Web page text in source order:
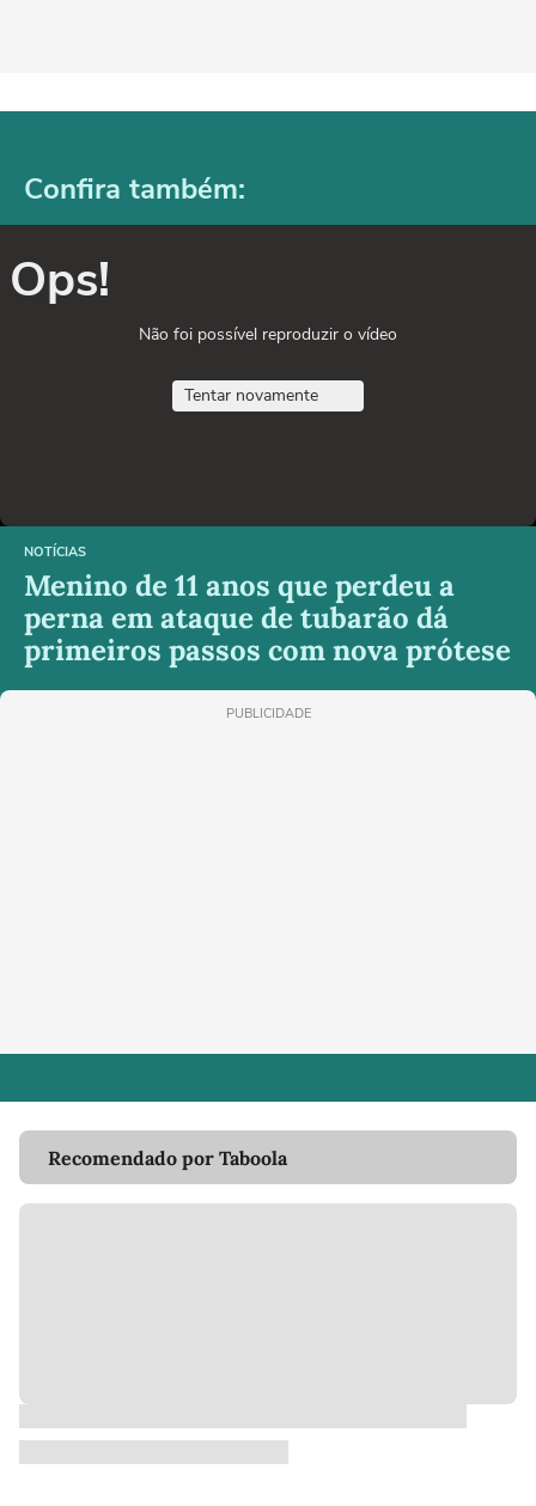
Confira também:
Ops!
Não foi possível reproduzir o vídeo
Tentar novamente
NOTÍCIAS
Menino de 11 anos que perdeu a
perna em ataque de tubarão dá
primeiros passos com nova prótese
PUBLICIDADE
Recomendado por Taboola